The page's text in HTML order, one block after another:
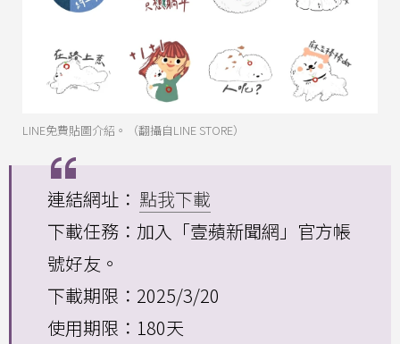
LINE免費貼圖介紹。（翻攝自LINE STORE）
連結網址： 點我下載
下載任務：加入「壹蘋新聞網」官方帳
號好友。
下載期限：2025/3/20
使用期限：180天